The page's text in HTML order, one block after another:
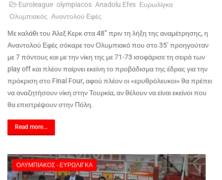
Euroleague olympiacos Anadolu Efes Ευρωλίγκα
Ολυμπιακός Αναντολού Εφές
Με καλάθι του Άλεξ Κερκ στα 48’’ πριν τη λήξη της αναμέτρησης, η
Αναντολού Εφές σόκαρε τον Ολυμπιακό που στο 35’ προηγούταν
με 7 πόντους και με την νίκη της με 71-73 ισοφάρισε τη σειρά των
playoff και πλέον παίρνει εκείνη το προβάδισμα της έδρας για την
πρόκριση στο Final Four, αφού πλέον οι «ερυθρόλευκοι» θα πρέπει
να αναζητήσουν νίκη στην Τουρκία, αν θέλουν να είναι εκείνοι που
θα επιστρέψουν στην Πόλη.
Read more...
ΟΛΥΜΠΙΑΚΌΣ - ΕΥΡΩΛΊΓΚΑ